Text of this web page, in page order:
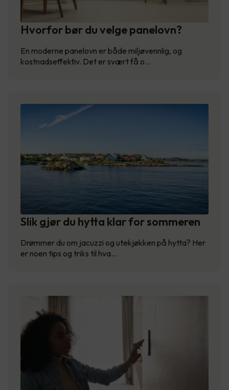
Hvorfor bør du velge panelovn?
En moderne panelovn er både miljøvennlig, og
kostnadseffektiv. Det er svært få o…
Slik gjør du hytta klar for sommeren
Drømmer du om jacuzzi og utekjøkken på hytta? Her
er noen tips og triks til hva…